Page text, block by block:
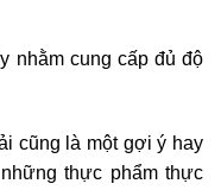
nhằm cung cấp đủ độ
cũng là một gợi ý hay
thực phẩm thực